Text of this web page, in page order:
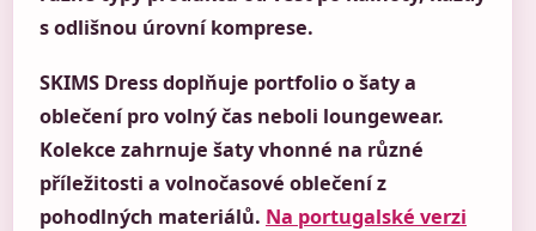
s odlišnou úrovní komprese.
SKIMS Dress doplňuje portfolio o šaty a
oblečení pro volný čas neboli loungewear.
Kolekce zahrnuje šaty vhonné na různé
příležitosti a volnočasové oblečení z
pohodlných materiálů. Na portugalské verzi